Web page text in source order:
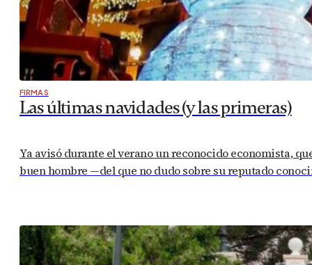
FIRMAS
Las últimas navidades (y las primeras)
Ya avisó durante el verano un reconocido economista,
buen hombre —del que no dudo sobre su reputado